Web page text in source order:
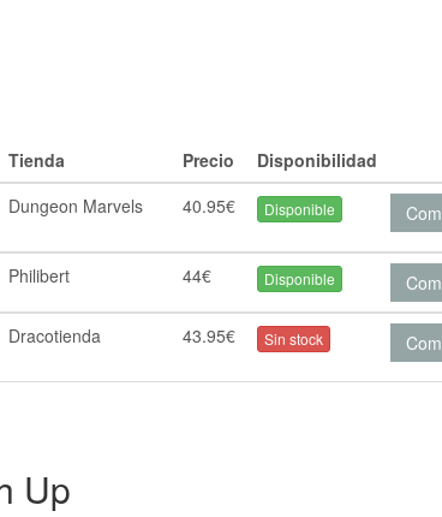
Tienda Precio
Disponibilidad
Dungeon Marvels 40.95€ Disponible
Philibert 44€ Disponible
Dracotienda 43.95€ Sin stock
Up